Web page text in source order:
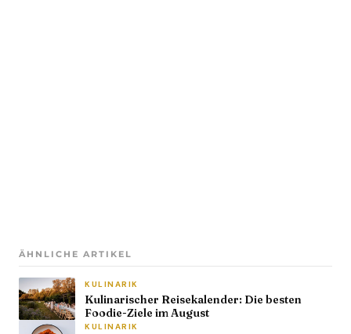
ÄHNLICHE ARTIKEL
KULINARIK
Kulinarischer Reisekalender: Die besten
Foodie-Ziele im August
KULINARIK